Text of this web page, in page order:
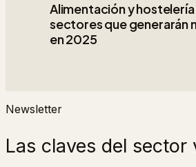
Alimentación y
sectores que generarán
en 2025
Newsletter
Las claves del